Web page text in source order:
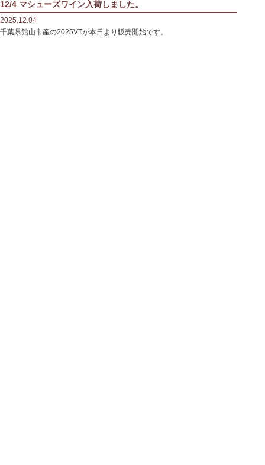
12/4 マシューズワイン入荷しました。
2025.12.04
千葉県館山市産の2025VTが本日より販売開始です。